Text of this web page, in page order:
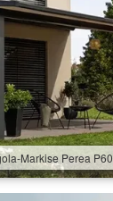
Markise Perea P60